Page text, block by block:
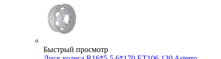
Быстрый просмотр